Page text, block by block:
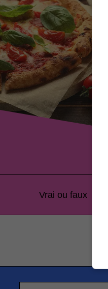
Vrai ou faux